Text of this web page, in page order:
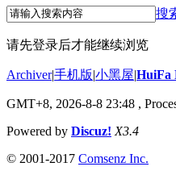
搜
请先登录后才能继续浏览
Archiver|手机版|小黑屋|HuiFa
GMT+8, 2026-8-8 23:48 ,
Powered by Discuz! X3.4
© 2001-2017 Comsenz Inc.